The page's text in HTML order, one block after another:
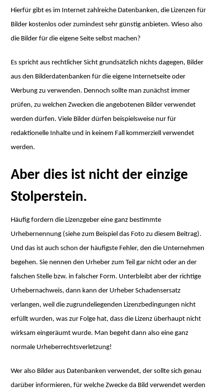
Hierfür gibt es im Internet zahlreiche Datenbanken, die Lizenzen für
Bilder kostenlos oder zumindest sehr günstig anbieten. Wieso also
die Bilder für die eigene Seite selbst machen?
Es spricht aus rechtlicher Sicht grundsätzlich nichts dagegen, Bilder
aus den Bilderdatenbanken für die eigene Internetseite oder
Werbung zu verwenden. Dennoch sollte man zunächst immer
prüfen, zu welchen Zwecken die angebotenen Bilder verwendet
werden dürfen. Viele Bilder dürfen beispielsweise nur für
redaktionelle Inhalte und in keinem Fall kommerziell verwendet
werden.
Aber dies ist nicht der einzige
Stolperstein.
Häufig fordern die Lizenzgeber eine ganz bestimmte
Urhebernennung (siehe zum Beispiel das Foto zu diesem Beitrag).
Und das ist auch schon der häufigste Fehler, den die Unternehmen
begehen. Sie nennen den Urheber zum Teil gar nicht oder an der
falschen Stelle bzw. in falscher Form. Unterbleibt aber der richtige
Urhebernachweis, dann kann der Urheber Schadensersatz
verlangen, weil die zugrundeliegenden Lizenzbedingungen nicht
erfüllt wurden, was zur Folge hat, dass die Lizenz überhaupt nicht
wirksam eingeräumt wurde. Man begeht dann also eine ganz
normale Urheberrechtsverletzung!
Wer also Bilder aus Datenbanken verwendet, der sollte sich genau
darüber informieren, für welche Zwecke da Bild verwendet werden